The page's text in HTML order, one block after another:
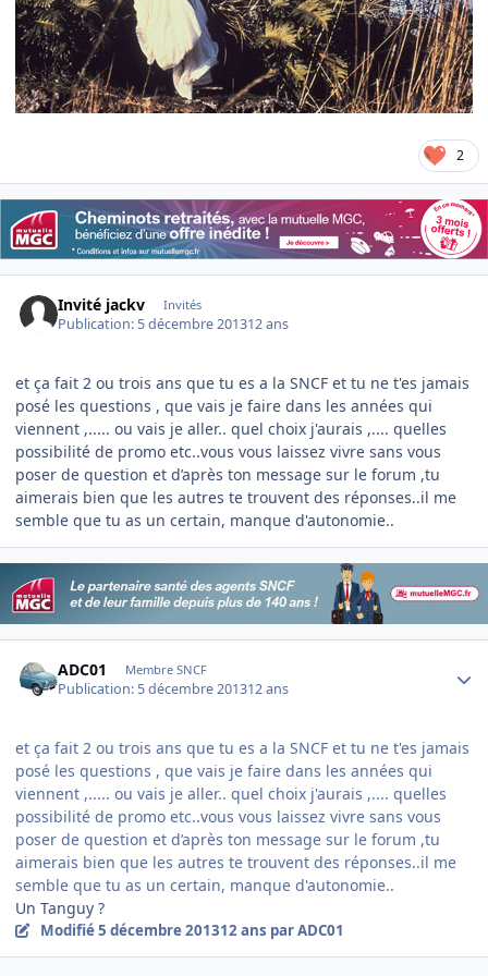
2
Invité jackv Invités
Publication: 5 décembre 201312 ans
et ça fait 2 ou trois ans que tu es a la SNCF et tu ne t'es jamais
posé les questions , que vais je faire dans les années qui
viennent ,..... ou vais je aller.. quel choix j'aurais ,.... quelles
possibilité de promo etc..vous vous laissez vivre sans vous
poser de question et d’après ton message sur le forum ,tu
aimerais bien que les autres te trouvent des réponses..il me
semble que tu as un certain, manque d'autonomie..
ADC01 Membre SNCF
Publication: 5 décembre 201312 ans
et ça fait 2 ou trois ans que tu es a la SNCF et tu ne t'es jamais
posé les questions , que vais je faire dans les années qui
viennent ,..... ou vais je aller.. quel choix j'aurais ,.... quelles
possibilité de promo etc..vous vous laissez vivre sans vous
poser de question et d’après ton message sur le forum ,tu
aimerais bien que les autres te trouvent des réponses..il me
semble que tu as un certain, manque d'autonomie..
Un Tanguy ?
Modifié5 décembre 201312 ans par ADC01